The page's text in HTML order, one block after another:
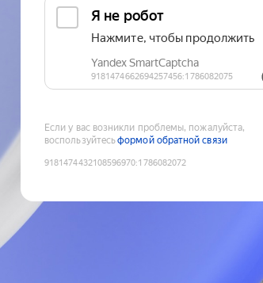
Если у вас возникли проблемы, пожалуйста,
воспользуйтесьформой обратной связи
9181474432108596970:1786082072